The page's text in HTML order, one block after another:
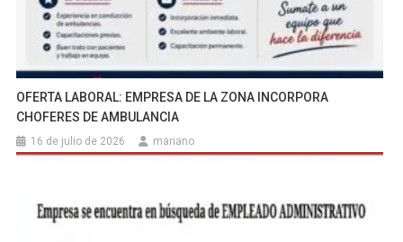
OFERTA LABORAL: EMPRESA DE LA ZONA INCORPORA
CHOFERES DE AMBULANCIA
16 de julio de 2026 mariano